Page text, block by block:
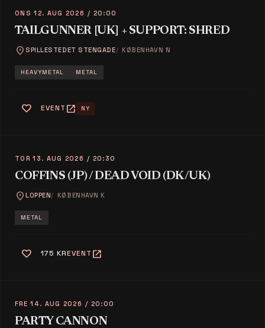
ONS 12. AUG 2026 / 20:00
TAILGUNNER [UK] + SUPPORT: SHRED
location_on SPILLESTEDET STENGADE KØBENHAVN N
HEAVYMETAL METAL
favorite EVENT open_in_new NY
TOR 13. AUG 2026 / 20:30
COFFINS (JP) / DEAD VOID (DK/UK)
location_on LOPPEN KØBENHAVN K
METAL
favorite 175 KREVENT open_in_new
FRE 14. AUG 2026 / 20:00
PARTY CANNON